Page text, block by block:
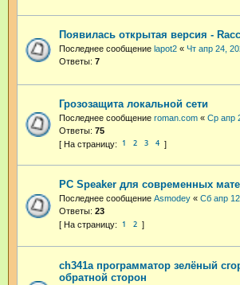
Появилась открытая версия -
Последнее сообщение lapot2 « Чт апр 24,
Ответы: 7
Грозозащита локальной сети
Последнее сообщение roman.com « Ср апр
Ответы: 75
1 2 3 4
PC Speaker для современных
Последнее сообщение Asmodey « Сб апр
Ответы: 23
1 2
ch341a программатор зелёный
обратной сторон